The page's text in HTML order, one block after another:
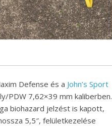
Defense és a John’s Sport
PDW 7,62×39 mm kaliberben.
biohazard jelzést is kapott,
5,5″, felületkezelése